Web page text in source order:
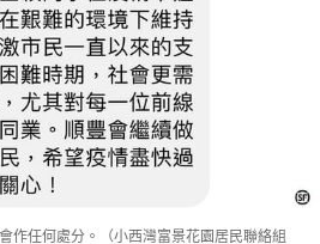
作任何處分。（小西灣富景花園居民聯絡組